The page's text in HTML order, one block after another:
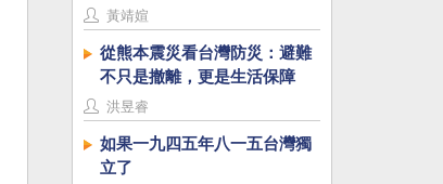
黃靖媗
從熊本震災看台灣防災：避難
不只是撤離，更是生活保障
洪昱睿
如果一九四五年八一五台灣獨
立了